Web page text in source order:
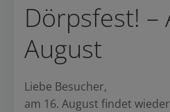
Dörpsfest! –
August
Liebe Besucher,
am 16. August findet